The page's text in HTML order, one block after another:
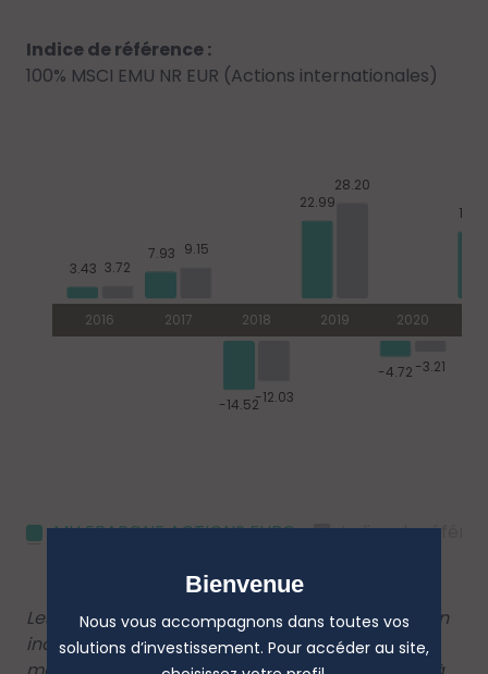
Indice de référence :
100% MSCI EMU NR EUR (Actions internationales)
MH EPARGNE ACTIONS EURO Indice de
Les performances passées ne constituent pas un
indicateur fiable des performances futures. Les
Bienvenue
Nous vous accompagnons dans toutes vos
solutions d’investissement. Pour accéder au site,